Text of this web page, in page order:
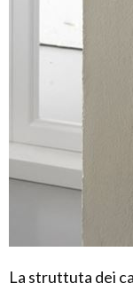
La struttuta dei